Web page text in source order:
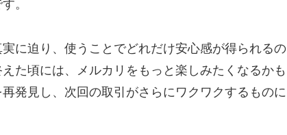
。
に迫り、使うことでどれだけ安心感が得られるの
た頃には、メルカリをもっと楽しみたくなるかも
発見し、次回の取引がさらにワクワクするものに